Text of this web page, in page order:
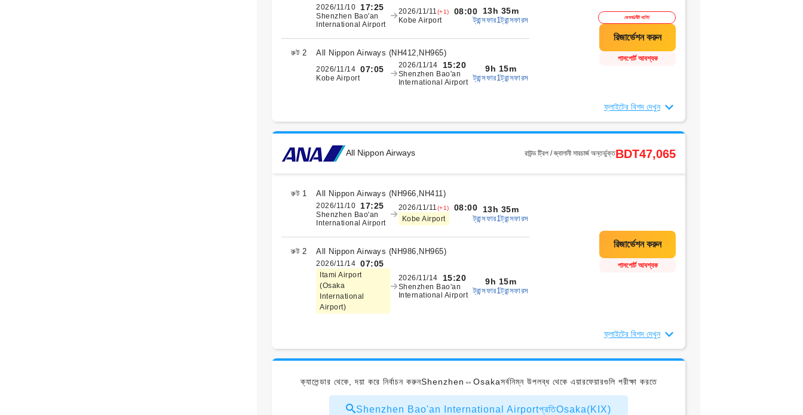
2026/11/10 17:25
Shenzhen Bao'an
International Airport
2026/11/11(+1) 08:00
Kobe Airport
13h 35m
ট্রান্সফার1ট্রান্সফারস
রুট 2 All Nippon Airways (NH412,NH965)
2026/11/14 07:05
Kobe Airport
2026/11/14 15:20
Shenzhen Bao'an
International Airport
9h 15m
ট্রান্সফার1ট্রান্সফারস
কেবল6সীট খালি!
পাসপোর্ট আবশ্যক
ফ্লাইটের বিশদ দেখুন
All Nippon Airways রাউন্ড ট্রিপ / জ্বালানী সারচার্জ অন্তর্ভুক্তBDT47,065
রুট 1 All Nippon Airways (NH966,NH411)
2026/11/10 17:25
Shenzhen Bao'an
International Airport
2026/11/11(+1) 08:00
Kobe Airport
13h 35m
ট্রান্সফার1ট্রান্সফারস
রুট 2 All Nippon Airways (NH986,NH965)
2026/11/14 07:05
Itami Airport
(Osaka
International
Airport)
2026/11/14 15:20
Shenzhen Bao'an
International Airport
9h 15m
ট্রান্সফার1ট্রান্সফারস
পাসপোর্ট আবশ্যক
ফ্লাইটের বিশদ দেখুন
ক্যালেন্ডার থেকে, দয়া করে নির্বাচন করুনShenzhen⇔Osakaসর্বনিম্ন উপলব্ধ থেকে এয়ারফেয়ারগুলি পরীক্ষা করতে
Shenzhen Bao'an International Airportপ্রতিOsaka(KIX)